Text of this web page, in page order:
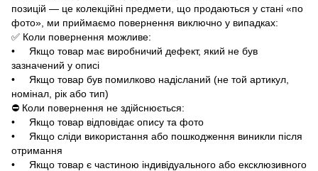
позицій — це колекційні предмети, що продаються у стані «по
фото», ми приймаємо повернення виключно у випадках:
✅ Коли повернення можливе:
• Якщо товар має виробничий дефект, який не був
зазначений у описі
• Якщо товар був помилково надісланий (не той артикул,
номінал, рік або тип)
⛔ Коли повернення не здійснюється:
• Якщо товар відповідає опису та фото
• Якщо сліди використання або пошкодження виникли після
отримання
• Якщо товар є частиною індивідуального або ексклюзивного